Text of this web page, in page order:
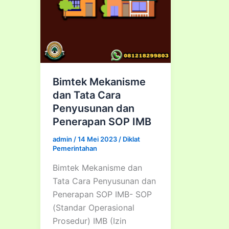
Bimtek Mekanisme
dan Tata Cara
Penyusunan dan
Penerapan SOP IMB
admin /14 Mei 2023 / Diklat
Pemerintahan
Bimtek Mekanisme dan
Tata Cara Penyusunan dan
Penerapan SOP IMB- SOP
(Standar Operasional
Prosedur) IMB (Izin